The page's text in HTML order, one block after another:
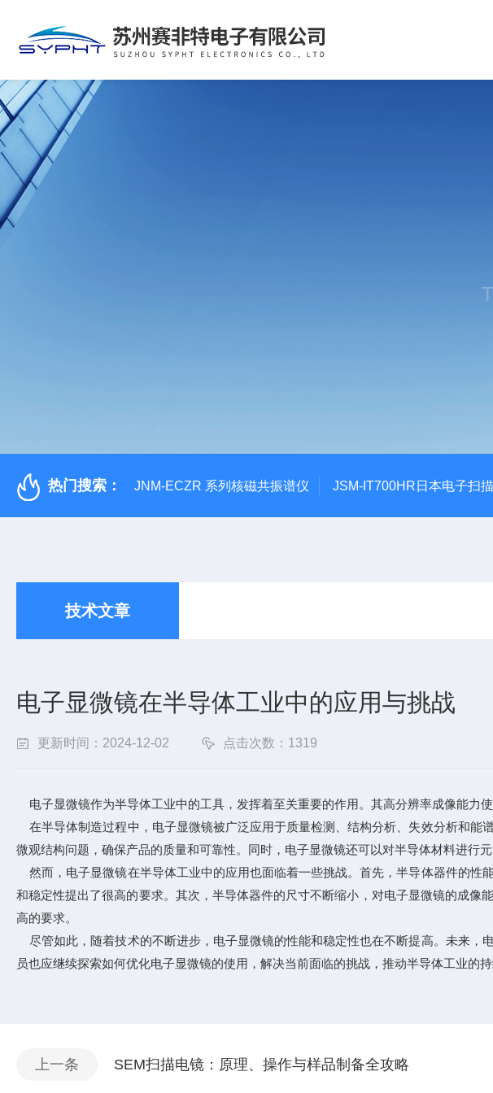
热门搜索： JNM-ECZR 系列核磁共振谱仪 JSM-IT700HR日本电子扫
技术文章
电子显微镜在半导体工业中的应用与挑战
更新时间：2024-12-02 点击次数：1319
电子显微镜作为半导体工业中的工具，发挥着至关重要的作用。其高分辨率成像能力
在半导体制造过程中，电子显微镜被广泛应用于质量检测、结构分析、失效分析和能
微观结构问题，确保产品的质量和可靠性。同时，电子显微镜还可以对半导体材料进行
然而，电子显微镜在半导体工业中的应用也面临着一些挑战。首先，半导体器件的性
和稳定性提出了很高的要求。其次，半导体器件的尺寸不断缩小，对电子显微镜的成
高的要求。
尽管如此，随着技术的不断进步，电子显微镜的性能和稳定性也在不断提高。未来，
员也应继续探索如何优化电子显微镜的使用，解决当前面临的挑战，推动半导体工业的持
上一条 SEM扫描电镜：原理、操作与样品制备全攻略